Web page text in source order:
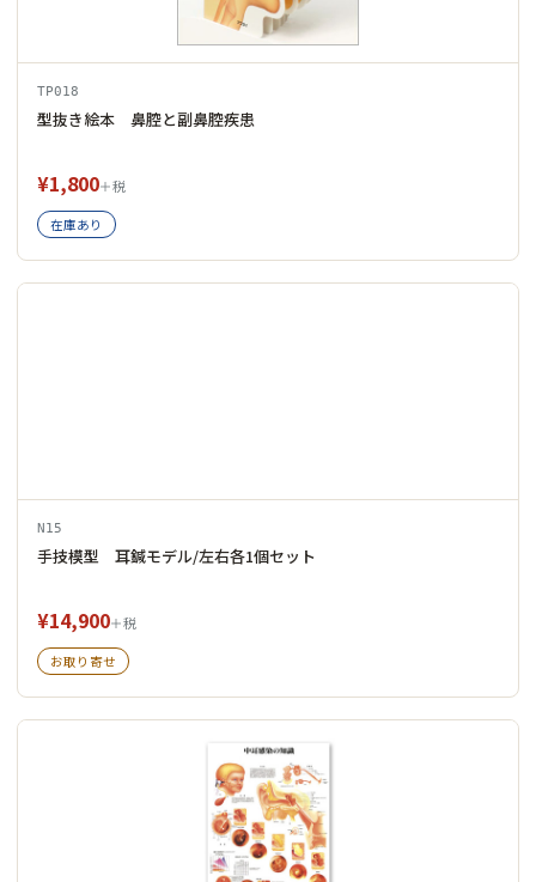
TP018
型抜き絵本 鼻腔と副鼻腔疾患
¥1,800＋税
在庫あり
N15
手技模型 耳鍼モデル/左右各1個セット
¥14,900＋税
お取り寄せ